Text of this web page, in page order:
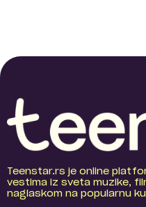
Teenstar.rs je online
vestima iz sveta muzike,
naglaskom na popularnu